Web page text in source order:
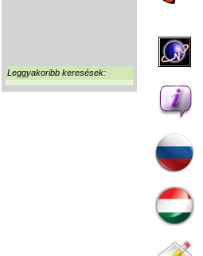
Leggyakoribb keresések: